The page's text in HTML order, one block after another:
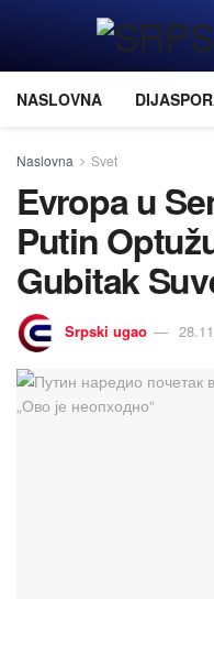
NASLOVNA
Naslovna Svet
Evropa u
Putin
Gubitak
Srpski ugao